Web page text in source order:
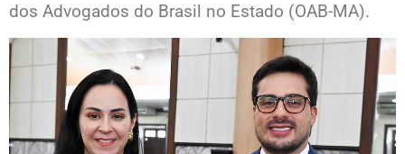
dos Advogados do Brasil no Estado (OAB-MA).